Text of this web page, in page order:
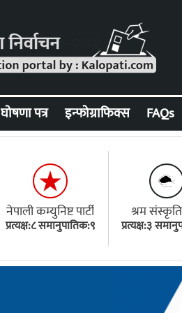
घोषणा पत्र इन्फोग्राफिक्स FAQs
नेपाली कम्युनिष्ट पार्टी
प्रत्यक्ष:८ समानुपातिक:९
श्रम संस्कृति
प्रत्यक्ष:३